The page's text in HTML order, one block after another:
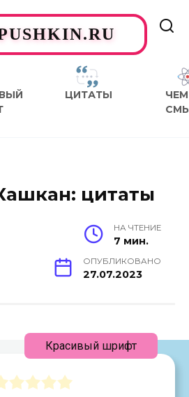
ЦИТАТЫ
ЧЕМ
цитаты
НА ЧТЕНИЕ
7 мин.
ОПУБЛИКОВАНО
27.07.2023
Красивый шрифт